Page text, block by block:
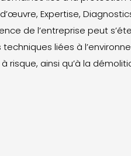
Expertise,
de l’entreprise peut
techniques liées à
risque, ainsi qu’à la